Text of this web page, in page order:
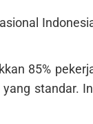
85%
standar.